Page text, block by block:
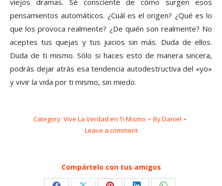
viejos dramas. Sé consciente de cómo surgen esos
pensamientos automáticos. ¿Cuál es el origen? ¿Qué es lo
que los provoca realmente? ¿De quién son realmente? No
aceptes tus quejas y tus juicios sin más. Duda de ellos.
Duda de ti mismo. Sólo si haces esto de manera sincera,
podrás dejar atrás esa tendencia autodestructiva del «yo»
y vivir la vida por ti mismo, sin miedo.
Category: Vive La Verdad en Ti Mismo ByDaniel
Leave a comment
Compártelo con tus amigos